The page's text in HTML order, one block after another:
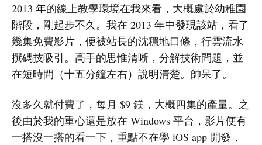
2013 年的線上教學環境在我來看，大概處於幼稚園
階段，剛起步不久。我在 2013 年中發現該站，看了
幾集免費影片，便被站長的沈穩地口條，行雲流水
撰碼技吸引。高手的思惟清晰，分解技術問題，並
在短時間（十五分鐘左右）說明清楚。帥呆了。
沒多久就付費了，每月 $9 鎂，大概四集的產量。之
後由於我的重心還是放在 Windows 平台，影片便有
一搭沒一搭的看一下，重點不在學 iOS app 開發，